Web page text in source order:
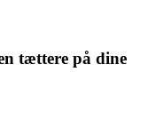
tættere på dine